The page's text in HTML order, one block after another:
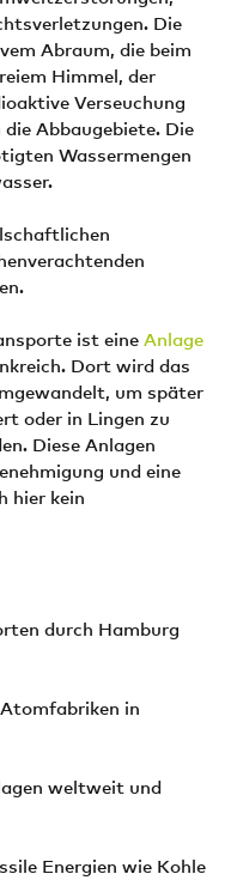
Die
Abraum, die beim
Himmel, der
Verseuchung
Abbaugebiete. Die
Wassermengen
ist eine Anlage
Dort wird das
um später
oder in Lingen zu
Diese Anlagen
und eine
hier kein
durch Hamburg
in
weltweit und
Energien wie Kohle